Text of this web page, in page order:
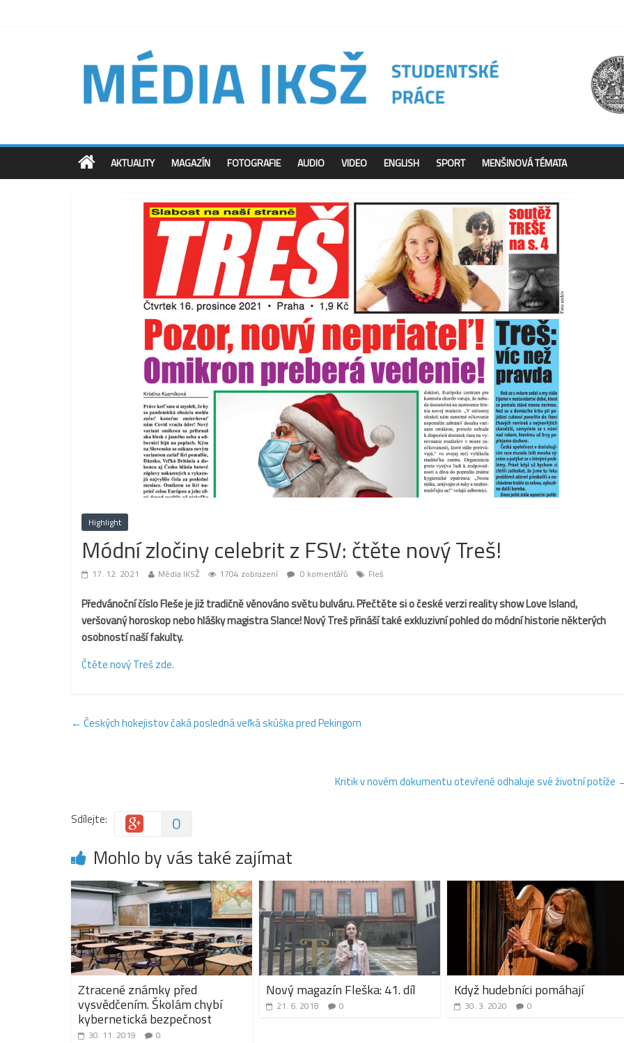
AKTUALITY MAGAZÍN FOTOGRAFIE AUDIO VIDEO ENGLISH SPORT MENŠINOVÁ TÉMATA
Highlight
Módní zločiny celebrit z FSV: čtěte nový Treš!
17. 12. 2021 Média IKSŽ 1704 zobrazení 0 komentářů Fleš
Předvánoční číslo Fleše je již tradičně věnováno světu bulváru. Přečtěte si o české verzi reality show Love Island,
veršovaný horoskop nebo hlášky magistra Slance! Nový Treš přináší také exkluzivní pohled do módní historie některých
osobností naší fakulty.
Čtěte nový Treš zde.
← Českých hokejistov čaká posledná veľká skúška pred Pekingom
Kritik v novém dokumentu otevřeně odhaluje své životní potíže
Sdílejte: 0
Mohlo by vás také zajímat
Ztracené známky před
vysvědčením. Školám chybí
kybernetická bezpečnost
30. 11. 2019 0
Nový magazín Fleška: 41. díl
21. 6. 2018 0
Když hudebníci pomáhají
30. 3. 2020 0